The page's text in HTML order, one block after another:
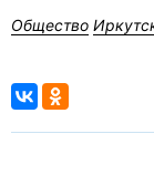
Общество